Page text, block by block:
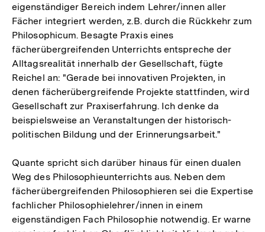
eigenständiger Bereich indem Lehrer/innen aller
Fächer integriert werden, z.B. durch die Rückkehr zum
Philosophicum. Besagte Praxis eines
fächerübergreifenden Unterrichts entspreche der
Alltagsrealität innerhalb der Gesellschaft, fügte
Reichel an: "Gerade bei innovativen Projekten, in
denen fächerübergreifende Projekte stattfinden, wird
Gesellschaft zur Praxiserfahrung. Ich denke da
beispielsweise an Veranstaltungen der historisch-
politischen Bildung und der Erinnerungsarbeit."
Quante spricht sich darüber hinaus für einen dualen
Weg des Philosophieunterrichts aus. Neben dem
fächerübergreifenden Philosophieren sei die Expertise
fachlicher Philosophielehrer/innen in einem
eigenständigen Fach Philosophie notwendig. Er warne